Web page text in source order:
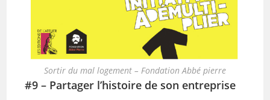
Sortir du mal logement – Fondation Abbé pierre
#9 – Partager l’histoire de son entreprise